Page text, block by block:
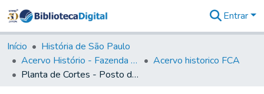
&
Coleções
Tudo na
Biblioteca
Entrar
Início
História de São Paulo
Acervo Histório - Fazenda Lageado
Acervo historico FCA
Planta de Cortes - Posto de Mecanização de Mogi das Cruzes